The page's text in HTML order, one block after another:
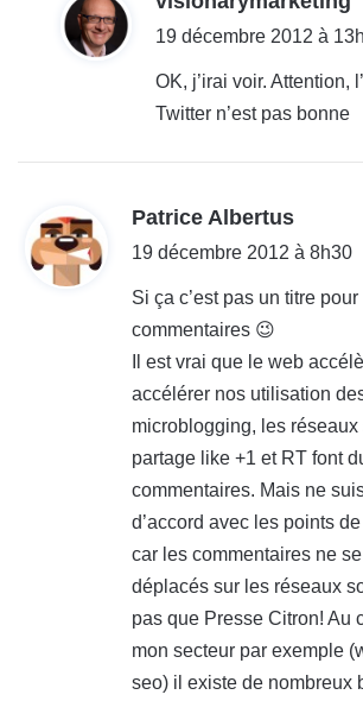
i
19 décembre 2012 à
OK, j’irai voir. Attention,
Twitter n’est pas bonne
Patrice Albertus
i
19 décembre 2012 à 8h30
Si ça c’est pas un titre
commentaires 😉
Il est vrai que le web
accélérer nos utilisation
microblogging, les
partage like +1 et RT font
commentaires. Mais ne
d’accord avec les points
car les commentaires ne
déplacés sur les réseaux
pas que Presse Citron! Au
mon secteur par exemple
seo) il existe de nombreux